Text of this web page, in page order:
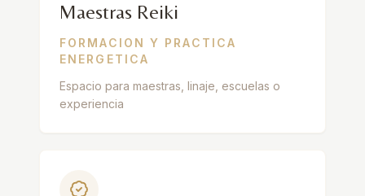
Maestras Reiki
FORMACION Y PRACTICA
ENERGETICA
Espacio para maestras, linaje, escuelas o
experiencia